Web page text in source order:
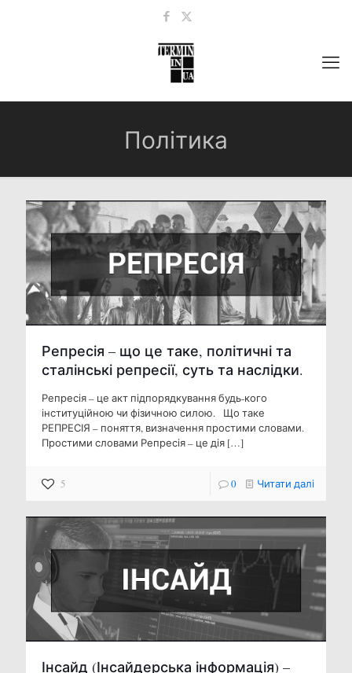
Політика
Репресія – що це таке, політичні та
сталінські репресії, суть та наслідки.
Репресія – це акт підпорядкування будь-кого
інституційною чи фізичною силою. Що таке
РЕПРЕСІЯ – поняття, визначення простими словами.
Простими словами Репресія – це дія […]
5 0 Читати далі
Інсайд (Інсайдерська інформація) –